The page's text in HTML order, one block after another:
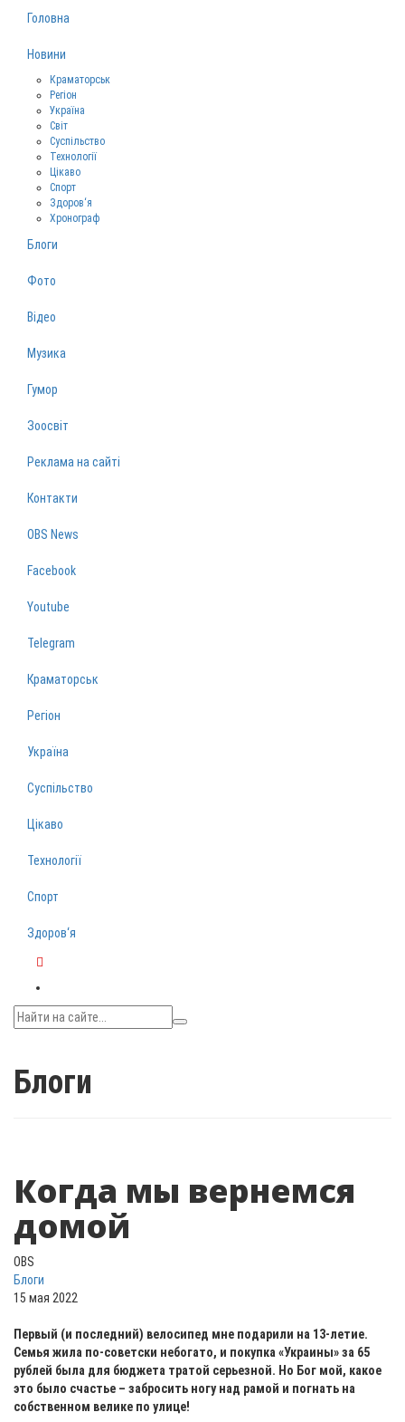
Головна
Новини
Краматорськ
Регіон
Україна
Світ
Суспільство
Технології
Цікаво
Спорт
Здоров‘я
Хронограф
Блоги
Фото
Відео
Музика
Гумор
Зоосвіт
Реклама на сайті
Контакти
OBS News
Facebook
Youtube
Telegram
Краматорськ
Регіон
Україна
Суспільство
Цікаво
Технології
Спорт
Здоров‘я
Блоги
Когда мы вернемся
домой
OBS
Блоги
15 мая 2022
Первый (и последний) велосипед мне подарили на 13-летие.
Семья жила по-советски небогато, и покупка «Украины» за 65
рублей была для бюджета тратой серьезной. Но Бог мой, какое
это было счастье – забросить ногу над рамой и погнать на
собственном велике по улице!